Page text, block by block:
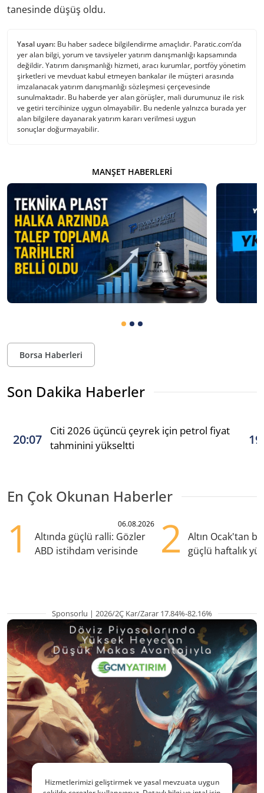
tanesinde düşüş oldu.
Yasal uyarı: Bu haber sadece bilgilendirme amaçlıdır. Paratic.com’da
yer alan bilgi, yorum ve tavsiyeler yatırım danışmanlığı kapsamında
değildir. Yatırım danışmanlığı hizmeti, aracı kurumlar, portföy yönetim
şirketleri ve mevduat kabul etmeyen bankalar ile müşteri arasında
imzalanacak yatırım danışmanlığı sözleşmesi çerçevesinde
sunulmaktadır. Bu haberde yer alan görüşler, mali durumunuz ile risk
ve getiri tercihinize uygun olmayabilir. Bu nedenle yalnızca burada yer
alan bilgilere dayanarak yatırım kararı verilmesi uygun
sonuçlar doğurmayabilir.
MANŞET HABERLERI
Borsa Haberleri
Son Dakika Haberler
20:07
Citi 2026 üçüncü çeyrek için petrol fiyat
tahminini yükseltti
En Çok Okunan Haberler
1 06.08.2026
Altında güçlü ralli: Gözler
ABD istihdam verisinde
2
Altın Ocak'tan
güçlü haftalık
Sponsorlu | 2026/2Ç Kar/Zarar 17.84%-82.16%
Hizmetlerimizi geliştirmek ve yasal mevzuata uygun